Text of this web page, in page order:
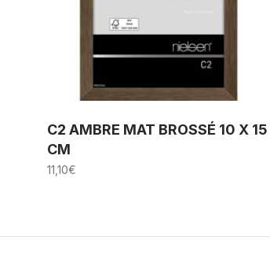
C2 AMBRE MAT BROSSÉ 10 X 15
CM
11,10€